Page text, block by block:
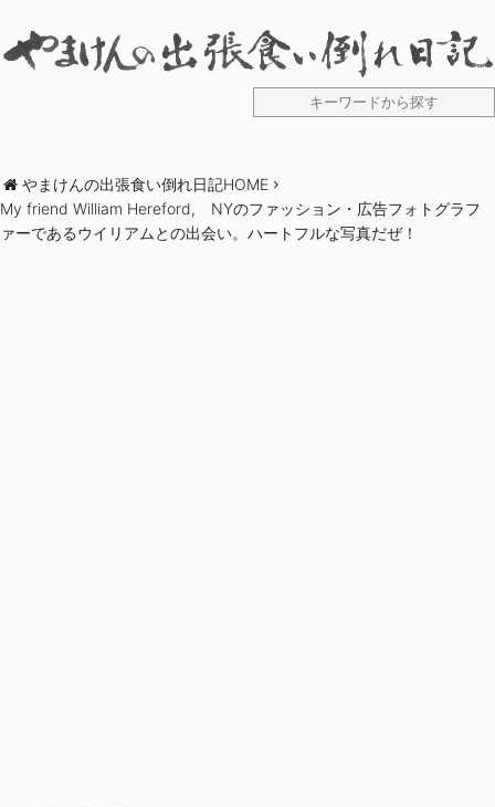
やまけんの出張食い倒れ日記HOME
My friend William Hereford, NYのファッション・広告フォトグラフ
ァーであるウイリアムとの出会い。ハートフルな写真だぜ！